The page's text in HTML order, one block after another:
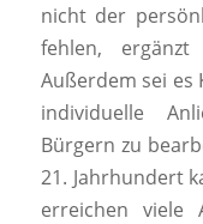
nicht der
fehlen,
Außerdem sei es
individuelle
Bürgern zu
21. Jahrhundert
erreichen viele